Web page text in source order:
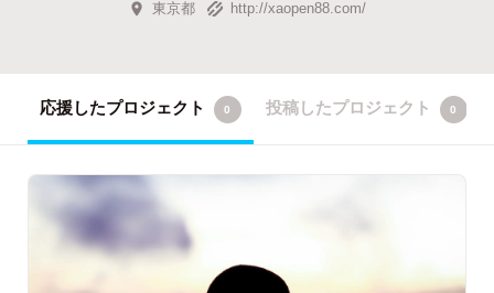
東京都 http://xaopen88.com/
応援したプロジェクト 0 投稿したプロジェクト 0